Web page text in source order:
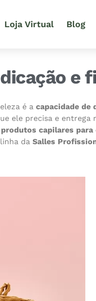
Loja Virtual Blog
e
é a capacidade de
ele precisa e entrega
capilares para
da Salles